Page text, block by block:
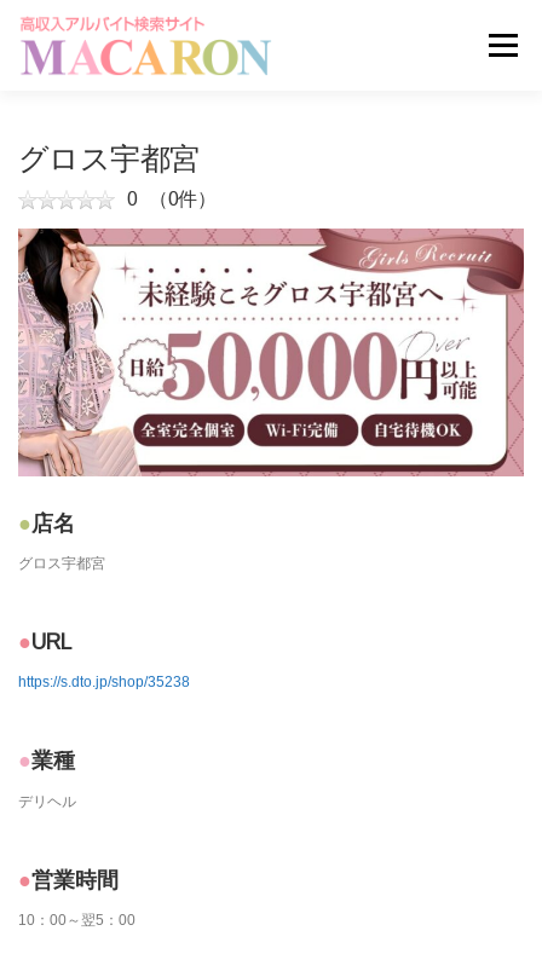
メニュー
掲載申し込みはこちら
グロス宇都宮
0 （0件）
店名
グロス宇都宮
URL
https://s.dto.jp/shop/35238
業種
デリヘル
営業時間
10：00～翌5：00